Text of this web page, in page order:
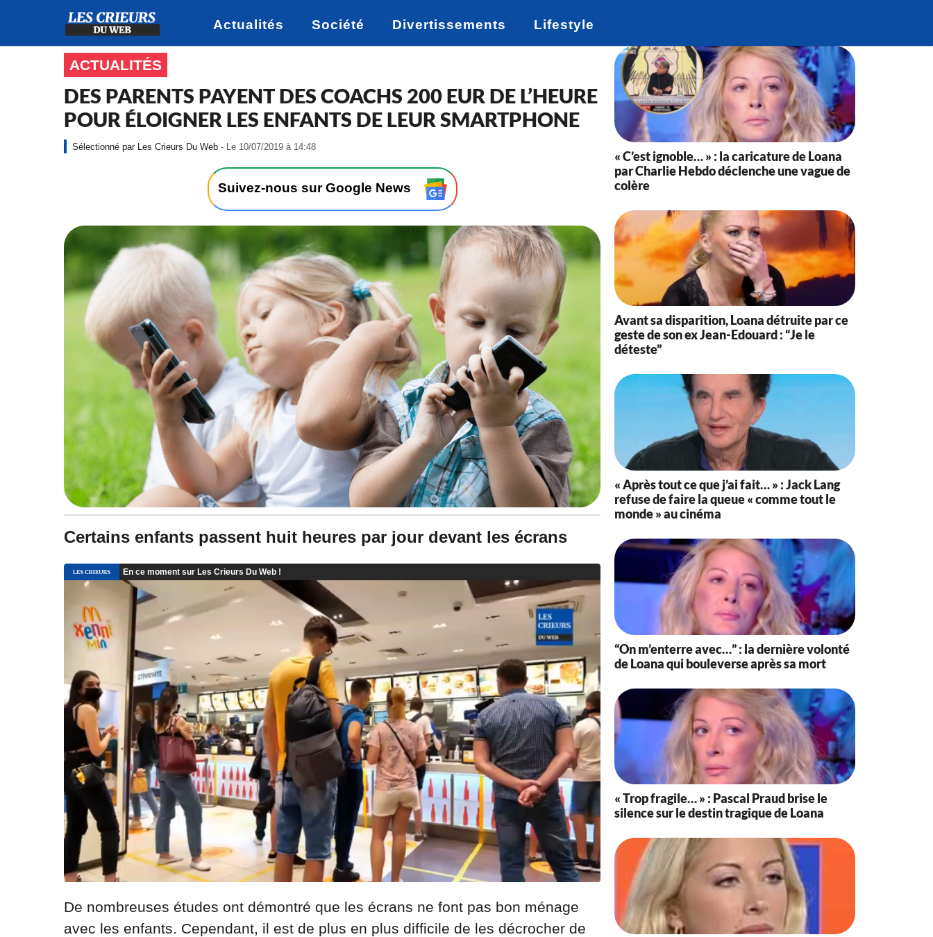
Actualités Société Divertissements Lifestyle
ACTUALITÉS
DES PARENTS PAYENT DES COACHS 200 EUR DE L’HEURE
POUR ÉLOIGNER LES ENFANTS DE LEUR SMARTPHONE
Les Crieurs Du Web - Le 10/07/2019 à 14:48
1
/
0
7
/
2
0
1
9
1
4
4
Suivez-nous sur Google News
Certains enfants passent huit heures par jour devant les écrans
De nombreuses études ont démontré que les écrans ne font pas bon ménage
avec les enfants. Cependant, il est de plus en plus difficile de les décrocher de
« C’est ignoble… » : la caricature de Loana
par Charlie Hebdo déclenche une vague de
colère
Avant sa disparition, Loana détruite par ce
geste de son ex Jean-Edouard : “Je le
déteste”
« Après tout ce que j’ai fait… » : Jack Lang
refuse de faire la queue « comme tout le
monde » au cinéma
“On m’enterre avec…” : la dernière volonté
de Loana qui bouleverse après sa mort
« Trop fragile… » : Pascal Praud brise le
silence sur le destin tragique de Loana